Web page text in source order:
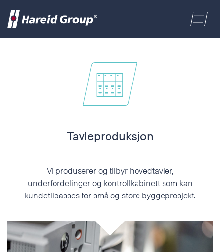
MARITIM
OM OSS
ENGLISH
POLSKI
Adresse
Telefon
Tavleproduksjon
Vi produserer og tilbyr hovedtavler,
underfordelinger og kontrollkabinett som kan
kundetilpasses for små og store byggeprosjekt.